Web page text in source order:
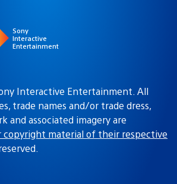
Sony
Interactive
Entertainment
Interactive Entertainment. All
trade names and/or trade dress,
and associated imagery are
copyright material of their respective